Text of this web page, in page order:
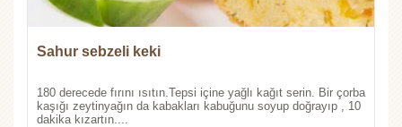
Sahur sebzeli keki
180 derecede fırını ısıtın.Tepsi içine yağlı kağıt serin. Bir çorba
kaşığı zeytinyağın da kabakları kabuğunu soyup doğrayıp , 10
dakika kızartın....